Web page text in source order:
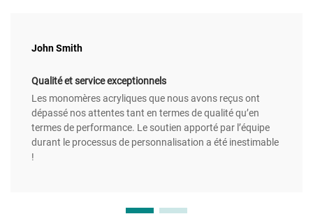
John Smith
Qualité et service exceptionnels
Les monomères acryliques que nous avons reçus ont
dépassé nos attentes tant en termes de qualité qu’en
termes de performance. Le soutien apporté par l’équipe
durant le processus de personnalisation a été inestimable
!